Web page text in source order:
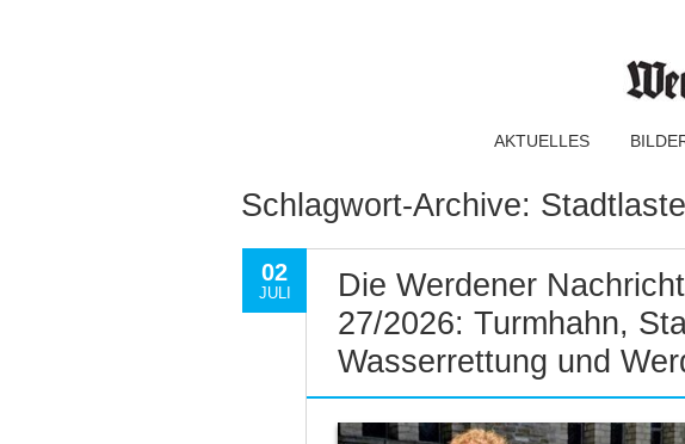
AKTUELLES
Schlagwort-Archive:
02
JULI
Die Werdener
27/2026: Turmhahn,
Wasserrettung und